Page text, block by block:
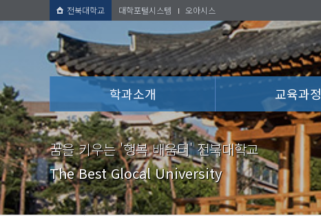
전북대학교 대학포털시스템 오아시스
학과소개 교육과정
꿈을 키우는 '행복 배움터' 전북대학교
The Best Glocal University